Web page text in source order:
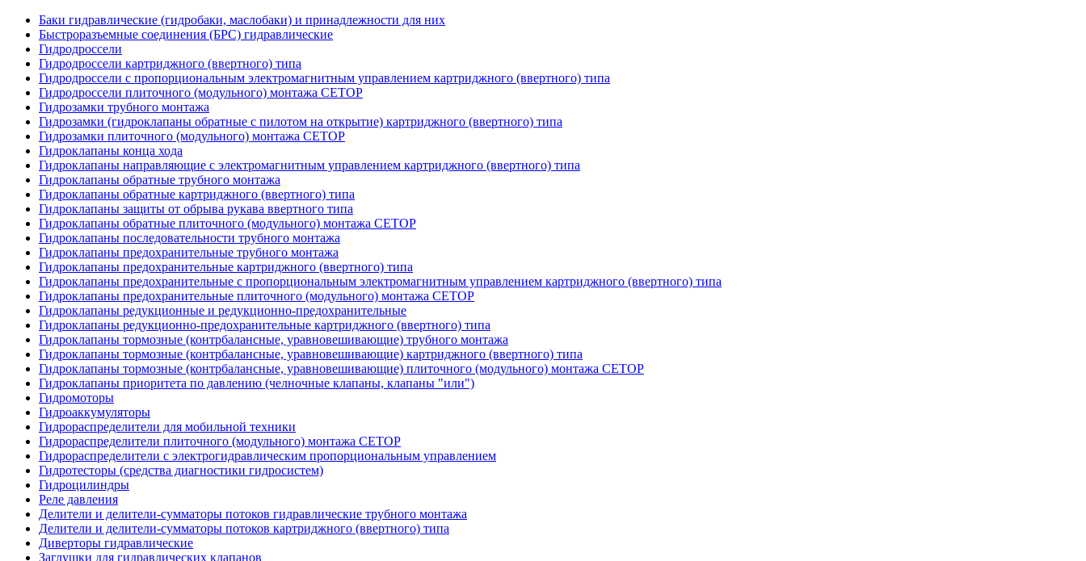
Баки гидравлические (гидробаки, маслобаки) и принадлежности для них
Быстроразъемные соединения (БРС) гидравлические
Гидродроссели
Гидродроссели картриджного (ввертного) типа
Гидродроссели с пропорциональным электромагнитным управлением картриджного (ввертного) типа
Гидродроссели плиточного (модульного) монтажа CETOP
Гидрозамки трубного монтажа
Гидрозамки (гидроклапаны обратные с пилотом на открытие) картриджного (ввертного) типа
Гидрозамки плиточного (модульного) монтажа CETOP
Гидроклапаны конца хода
Гидроклапаны направляющие с электромагнитным управлением картриджного (ввертного) типа
Гидроклапаны обратные трубного монтажа
Гидроклапаны обратные картриджного (ввертного) типа
Гидроклапаны защиты от обрыва рукава ввертного типа
Гидроклапаны обратные плиточного (модульного) монтажа CETOP
Гидроклапаны последовательности трубного монтажа
Гидроклапаны предохранительные трубного монтажа
Гидроклапаны предохранительные картриджного (ввертного) типа
Гидроклапаны предохранительные с пропорциональным электромагнитным управлением картриджного (ввертного) типа
Гидроклапаны предохранительные плиточного (модульного) монтажа CETOP
Гидроклапаны редукционные и редукционно-предохранительные
Гидроклапаны редукционно-предохранительные картриджного (ввертного) типа
Гидроклапаны тормозные (контрбалансные, уравновешивающие) трубного монтажа
Гидроклапаны тормозные (контрбалансные, уравновешивающие) картриджного (ввертного) типа
Гидроклапаны тормозные (контрбалансные, уравновешивающие) плиточного (модульного) монтажа CETOP
Гидроклапаны приоритета по давлению (челночные клапаны, клапаны "или")
Гидромоторы
Гидроаккумуляторы
Гидрораспределители для мобильной техники
Гидрораспределители плиточного (модульного) монтажа СЕТОР
Гидрораспределители с электрогидравлическим пропорциональным управлением
Гидротесторы (средства диагностики гидросистем)
Гидроцилиндры
Реле давления
Делители и делители-сумматоры потоков гидравлические трубного монтажа
Делители и делители-сумматоры потоков картриджного (ввертного) типа
Диверторы гидравлические
Заглушки для гидравлических клапанов